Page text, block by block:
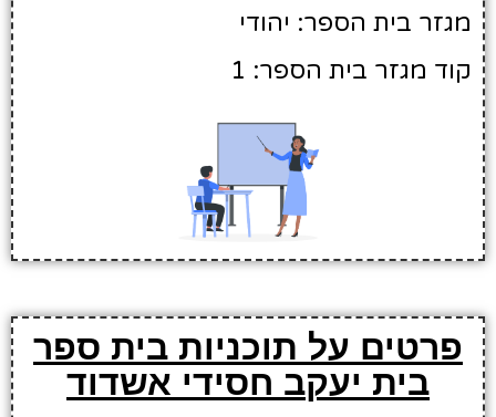
מגזר בית הספר: יהודי
קוד מגזר בית הספר: 1
פרטים על תוכניות בית ספר
בית יעקב חסידי אשדוד